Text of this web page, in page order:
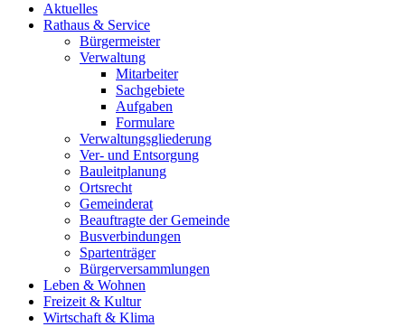
Aktuelles
Rathaus & Service
Bürgermeister
Verwaltung
Mitarbeiter
Sachgebiete
Aufgaben
Formulare
Verwaltungsgliederung
Ver- und Entsorgung
Bauleitplanung
Ortsrecht
Gemeinderat
Beauftragte der Gemeinde
Busverbindungen
Spartenträger
Bürgerversammlungen
Leben & Wohnen
Freizeit & Kultur
Wirtschaft & Klima